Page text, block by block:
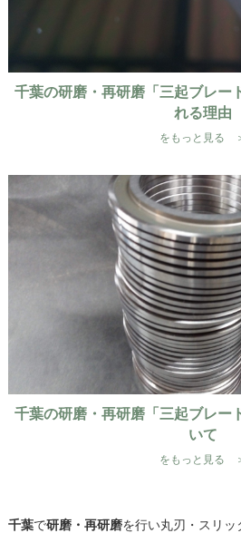
千葉の研磨・再研磨「三起ブレー
れる理由
をもっと見る
千葉の研磨・再研磨「三起ブレー
いて
をもっと見る
千葉で研磨・再研磨を行い丸刃・スリッ